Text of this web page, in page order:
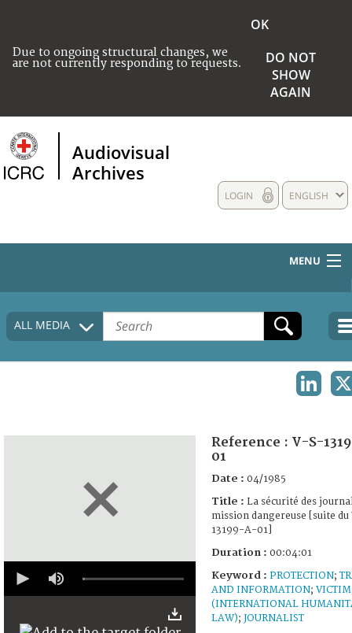
Due to ongoing structural changes, we
are not currently responding to requests.
OK
DO NOT
SHOW
AGAIN
Audiovisual
Archives
ENGLISH
LOGIN
MENU
HOME
COLLECTIONS DESCRIPTION
ALL MEDIA
seconds
Reference : V-S-
01
Date : 04/1985
Title : La sécurité des
mission dangereuse [suite
13199-A-01]
Duration : 00:04:01
Keyword : PROTECTION;
AND INFORMATION; VICTIM
(INTERNATIONAL
LAW); JOURNALIST